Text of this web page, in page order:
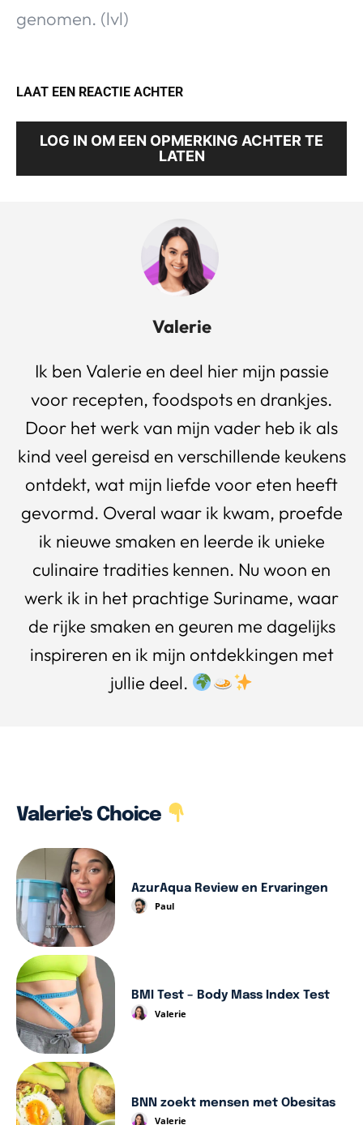
genomen. (lvl)
LAAT EEN REACTIE ACHTER
LOG IN OM EEN OPMERKING ACHTER TE
LATEN
Valerie
Ik ben Valerie en deel hier mijn passie
voor recepten, foodspots en drankjes.
Door het werk van mijn vader heb ik als
kind veel gereisd en verschillende keukens
ontdekt, wat mijn liefde voor eten heeft
gevormd. Overal waar ik kwam, proefde
ik nieuwe smaken en leerde ik unieke
culinaire tradities kennen. Nu woon en
werk ik in het prachtige Suriname, waar
de rijke smaken en geuren me dagelijks
inspireren en ik mijn ontdekkingen met
jullie deel.
Valerie's Choice
AzurAqua Review en Ervaringen
Paul
BMI Test – Body Mass Index Test
Valerie
BNN zoekt mensen met Obesitas
Valerie